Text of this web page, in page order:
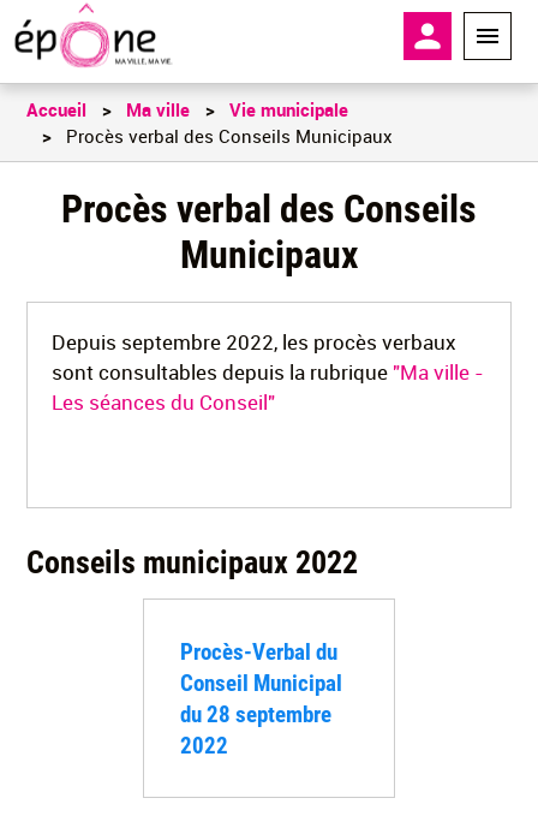
principal
En-tête -
Accueil Ma ville
Vie municipale
Procès verbal des Conseils Municipaux
Procès verbal des Conseils
Municipaux
Depuis septembre 2022, les procès verbaux
sont consultables depuis la rubrique "Ma ville -
Les séances du Conseil"
Conseils municipaux 2022
Procès-Verbal du
Conseil Municipal
du 28 septembre
2022